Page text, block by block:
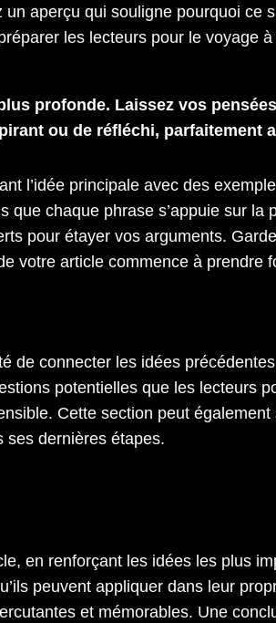
aperçu qui souligne pourquoi ce
les lecteurs pour le voyage
profonde. Laissez vos
ou de réfléchi, parfaitement
l’idée principale avec des
chaque phrase s’appuie sur
pour étayer vos arguments.
votre article commence à prendre
de connecter les idées
potentielles que les lecteurs
Cette section peut
ses dernières étapes.
en renforçant les idées les plus
peuvent appliquer dans leur
et mémorables. Une